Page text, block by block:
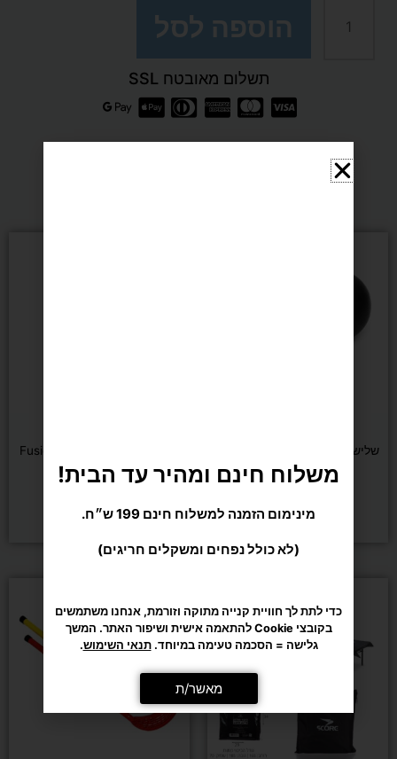
הוספה לסל
תשלום מאובטח SSL
שלישיית כדורי מטקות 2 נקודות
הוספה לסל
מחבט טניס Fusion XL Tennis
Racket
בחר/י אפשרויות
משלוח חינם ומהיר עד הבית!
מינימום הזמנה למשלוח חינם 199 ש״ח.
(לא כולל נפחים ומשקלים חריגים)
כדי לתת לך חוויית קנייה מתוקה וזורמת, אנחנו משתמשים
בקובצי Cookie להתאמה אישית ושיפור האתר. המשך
גלישה = הסכמה טעימה במיוחד.תנאי השימוש.
מאשר/ת